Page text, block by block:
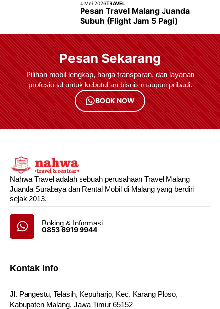
4 Mei 2026TRAVEL
Pesan Travel Malang Juanda
Subuh (Flight Jam 5 Pagi)
Pesan Sekarang
Pilihan mobil lengkap, harga transparan, dan layanan
profesional untuk kebutuhan bisnis maupun pribadi.
BOOK NOW
Nahwa Travel adalah sebuah perusahaan Travel Malang
Juanda Surabaya dan Rental Mobil di Malang yang berdiri
sejak 2013.
Boking & Informasi
0853 6919 9944
Kontak Info
Jl. Pangestu, Telasih, Kepuharjo, Kec. Karang Ploso,
Kabupaten Malang, Jawa Timur 65152